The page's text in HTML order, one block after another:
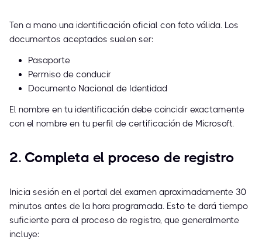
Ten a mano una identificación oficial con foto válida. Los
documentos aceptados suelen ser:
Pasaporte
Permiso de conducir
Documento Nacional de Identidad
El nombre en tu identificación debe coincidir exactamente
con el nombre en tu perfil de certificación de Microsoft.
2. Completa el proceso de registro
Inicia sesión en el portal del examen aproximadamente 30
minutos antes de la hora programada. Esto te dará tiempo
suficiente para el proceso de registro, que generalmente
incluye: